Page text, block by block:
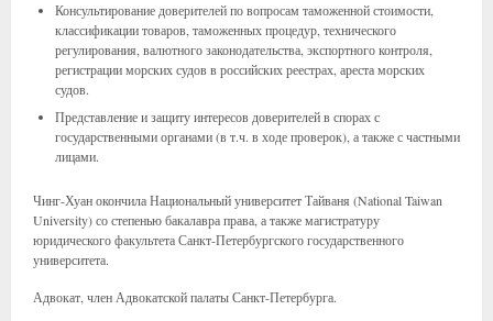
Консультирование доверителей по вопросам таможенной стоимости,
классификации товаров, таможенных процедур, технического
регулирования, валютного законодательства, экспортного контроля,
регистрации морских судов в российских реестрах, ареста морских
судов.
Представление и защиту интересов доверителей в спорах с
государственными органами (в т.ч. в ходе проверок), а также с частными
лицами.
Чинг-Хуан окончила Национальный университет Тайваня (National Taiwan
University) со степенью бакалавра права, а также магистратуру
юридического факультета Санкт-Петербургского государственного
университета.
Адвокат, член Адвокатской палаты Санкт-Петербурга.